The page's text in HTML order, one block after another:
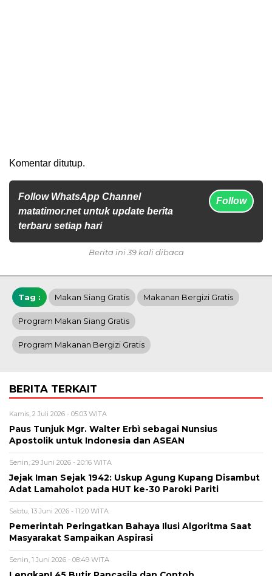
Komentar ditutup.
Follow WhatsApp Channel
matatimor.net untuk update berita
terbaru setiap hari
Follow
Berita ini 39 kali dibaca
Tag : Makan Siang Gratis Makanan Bergizi Gratis
Program Makan Siang Gratis
Program Makanan Bergizi Gratis
BERITA TERKAIT
Kamis, 2 Juli 2026 - 05:03 WITA
Paus Tunjuk Mgr. Walter Erbì sebagai Nunsius
Apostolik untuk Indonesia dan ASEAN
Senin, 29 Juni 2026 - 20:16 WITA
Jejak Iman Sejak 1942: Uskup Agung Kupang Disambut
Adat Lamaholot pada HUT ke-30 Paroki Pariti
Sabtu, 13 Juni 2026 - 11:20 WITA
Pemerintah Peringatkan Bahaya Ilusi Algoritma Saat
Masyarakat Sampaikan Aspirasi
Senin, 1 Juni 2026 - 08:49 WITA